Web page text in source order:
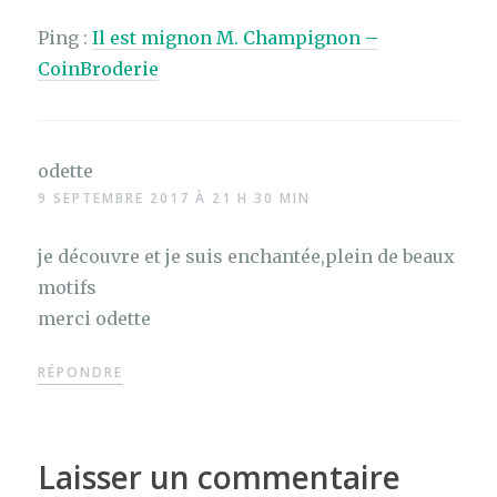
Ping :Il est mignon M. Champignon –
CoinBroderie
odette
9 SEPTEMBRE 2017 À 21 H 30 MIN
je découvre et je suis enchantée,plein de beaux
motifs
merci odette
RÉPONDRE
Laisser un commentaire